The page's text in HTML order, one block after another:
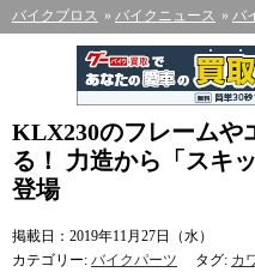
バイクブロス バイクニュース バ
KLX230のフレームや
る！ 力造から「スキ
登場
掲載日：2019年11月27日（水）
カテゴリー: バイクパーツ タグ: カ